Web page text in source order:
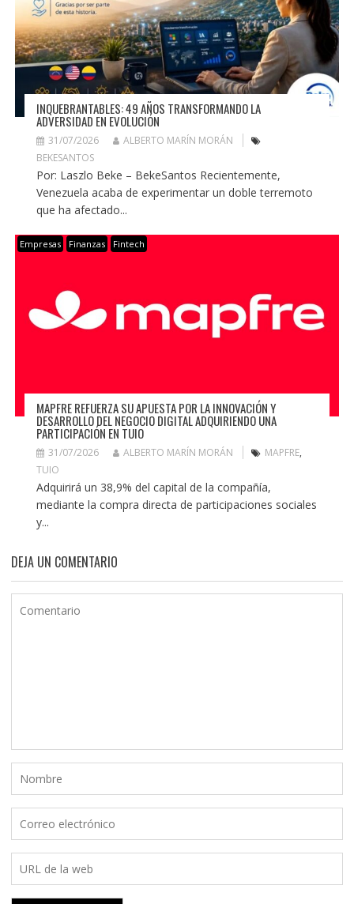
INQUEBRANTABLES: 49 AÑOS TRANSFORMANDO LA
ADVERSIDAD EN EVOLUCIÓN
31/07/2026
ALBERTO MARÍN MORÁN
BEKESANTOS
Por: Laszlo Beke – BekeSantos Recientemente,
Venezuela acaba de experimentar un doble terremoto
que ha afectado...
Empresas Finanzas Fintech
MAPFRE REFUERZA SU APUESTA POR LA INNOVACIÓN Y
DESARROLLO DEL NEGOCIO DIGITAL ADQUIRIENDO UNA
PARTICIPACIÓN EN TUIO
31/07/2026 ALBERTO MARÍN MORÁN MAPFRE,
TUIO
Adquirirá un 38,9% del capital de la compañía,
mediante la compra directa de participaciones sociales
y...
DEJA UN COMENTARIO